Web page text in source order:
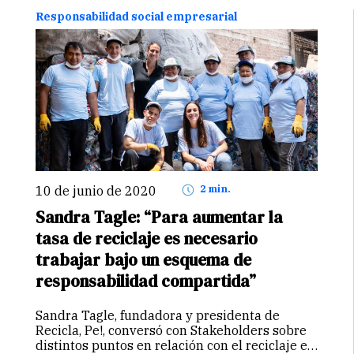
acceden a…Continuar
Responsabilidad social empresarial
10 de junio de 2020 2 min.
Sandra Tagle: “Para aumentar la
tasa de reciclaje es necesario
trabajar bajo un esquema de
responsabilidad compartida”
Sandra Tagle, fundadora y presidenta de
Recicla, Pe!, conversó con Stakeholders sobre
distintos puntos en relación con el reciclaje en